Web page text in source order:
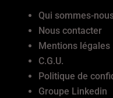
Qui sommes-
Nous contacter
Mentions légales
C.G.U.
Politique de
Groupe Linkedin